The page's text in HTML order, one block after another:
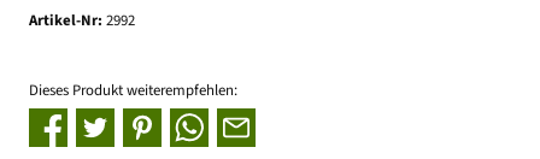
Artikel-Nr: 2992
Dieses Produkt weiterempfehlen: